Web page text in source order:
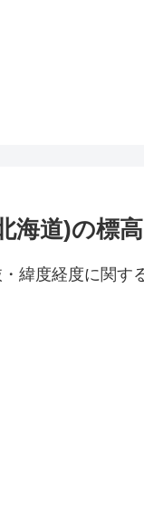
海道)の標
緯度経度に関す